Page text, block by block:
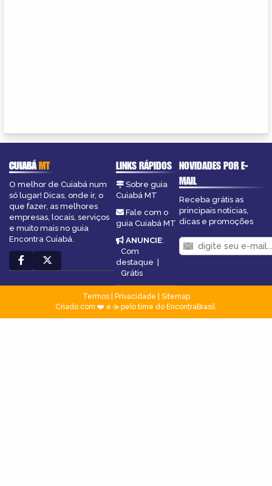
CUIABÁMT
O melhor de Cuiabá num
só lugar! Dicas, onde ir, o
que fazer, as melhores
empresas, locais, serviços
e muito mais no guia
Encontra Cuiabá.
LINKS RÁPIDOS
Sobre guia
Cuiabá MT
Fale com o
guia Cuiabá MT
ANUNCIE:
Com
destaque |
Grátis
NOVIDADES POR E-
MAIL
Receba grátis as
principais notícias,
dicas e promoções
Termos| Privacidade
Sitemap
Criado com ❤️ e ☕ pelo time do EncontraBrasil